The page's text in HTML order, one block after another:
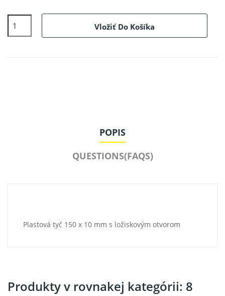
Vložiť Do Košíka
POPIS
QUESTIONS(FAQS)
Plastová tyč 150 x 10 mm s ložiskovým otvorom
Produkty v rovnakej kategórii: 8